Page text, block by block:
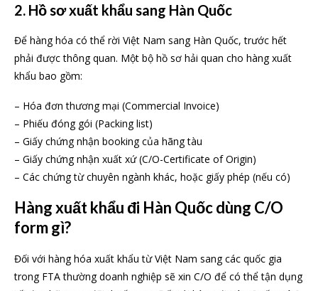
2. Hồ sơ xuất khẩu sang Hàn Quốc
Để hàng hóa có thể rời Việt Nam sang Hàn Quốc, trước hết
phải được thông quan. Một bộ hồ sơ hải quan cho hàng xuất
khẩu bao gồm:
– Hóa đơn thương mại (Commercial Invoice)
– Phiếu đóng gói (Packing list)
– Giấy chứng nhận booking của hãng tàu
– Giấy chứng nhận xuất xứ (C/O-Certificate of Origin)
– Các chứng từ chuyên ngành khác, hoặc giấy phép (nếu có)
Hàng xuất khẩu đi Hàn Quốc dùng C/O
form gì?
Đối với hàng hóa xuất khẩu từ Việt Nam sang các quốc gia
trong FTA thường doanh nghiệp sẽ xin C/O để có thể tận dụng